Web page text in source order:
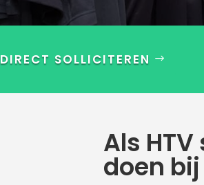
DIRECT SOLLICITEREN
Als
doen bij